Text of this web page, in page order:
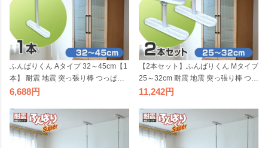
ふんばりくん Aタイプ 32～45cm【1
本】 耐震 地震 突っ張り棒 つっぱり
棒 家具 転倒防止 家具ストッパー 地
災グッズ ポール 伸縮式 国産 日本製
6,688
【2本セット】ふんばりくん Mタイプ
25～32cm 耐震 地震 突っ張り棒 つっ
ぱり棒 家具 転倒防止 家具ストッパ
単 防災グッズ ポール 伸縮式 国産 日
本製
11,242